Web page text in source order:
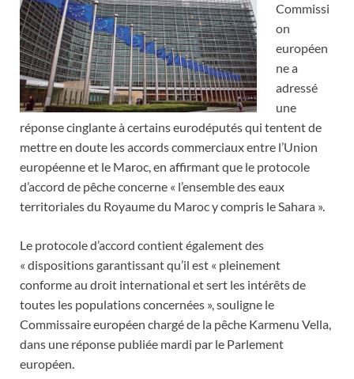
Commissi
on
européen
ne a
adressé
une
réponse cinglante à certains eurodéputés qui tentent de
mettre en doute les accords commerciaux entre l’Union
européenne et le Maroc, en affirmant que le protocole
d’accord de pêche concerne « l’ensemble des eaux
territoriales du Royaume du Maroc y compris le Sahara ».
Le protocole d’accord contient également des
« dispositions garantissant qu’il est « pleinement
conforme au droit international et sert les intérêts de
toutes les populations concernées », souligne le
Commissaire européen chargé de la pêche Karmenu Vella,
dans une réponse publiée mardi par le Parlement
européen.